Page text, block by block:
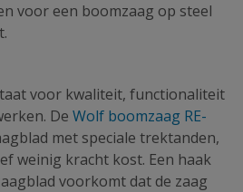
voor een boomzaag op steel
voor kwaliteit, functionaliteit
De Wolf boomzaag RE-
met speciale trektanden,
weinig kracht kost. Een haak
voorkomt dat de zaag